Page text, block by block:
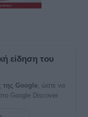
είδηση του
της Google, ώστε να
Google Discover.